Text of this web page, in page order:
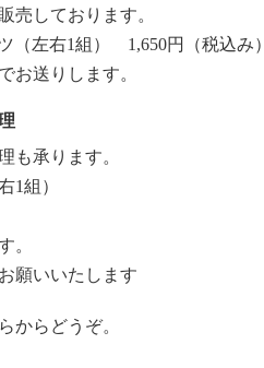
売しております。
（左右1組） 1,650円（税込み）
お送りします。
も承ります。
1組）
。
願いいたします
からどうぞ。